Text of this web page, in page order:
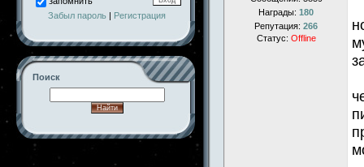
Забыл пароль | Регистрация
Поиск
Награды: 180
Репутация: 266
Статус: Offline